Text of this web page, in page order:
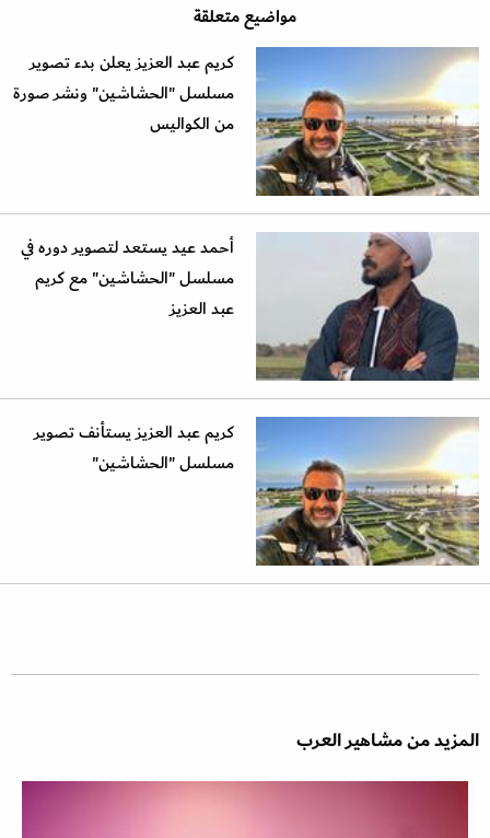
مواضيع متعلقة
كريم عبد العزيز يعلن بدء تصوير
مسلسل "الحشاشين" ونشر صورة
من الكواليس
أحمد عيد يستعد لتصوير دوره في
مسلسل "الحشاشين" مع كريم
عبد العزيز
كريم عبد العزيز يستأنف تصوير
مسلسل "الحشاشين"
المزيد من مشاهير العرب